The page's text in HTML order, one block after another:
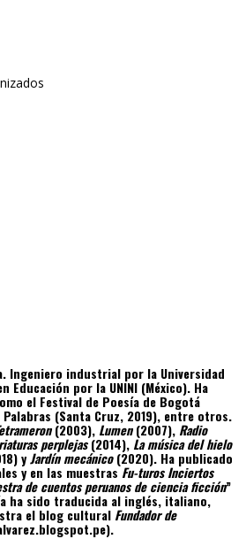
Ingeniero industrial por la Universidad
Educación por la UNINI (México). Ha
el Festival de Poesía de Bogotá
(Santa Cruz, 2019), entre otros.
(2003), Lumen(2007), Radio
perplejas(2014), La música del hielo
yJardín mecánico(2020). Ha publicado
y en las muestrasFu-turos Inciertos
de cuentos peruanos de ciencia ficción”
ha sido traducida al inglés, italiano,
el blog cultural Fundador de